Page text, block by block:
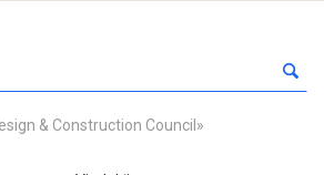
& Construction Council»